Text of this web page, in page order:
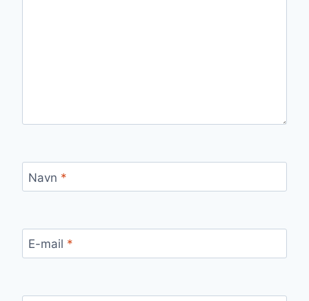
Navn *
E-mail *